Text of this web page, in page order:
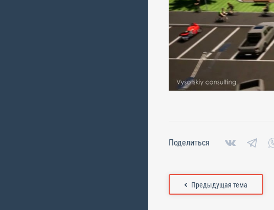
Поделиться
Предыдущая тема